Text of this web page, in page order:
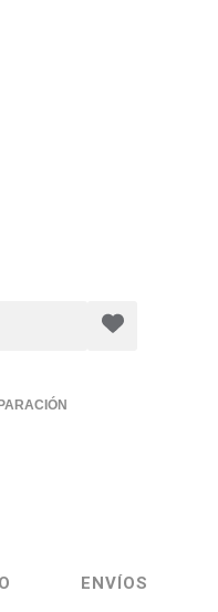
ENVÍOS